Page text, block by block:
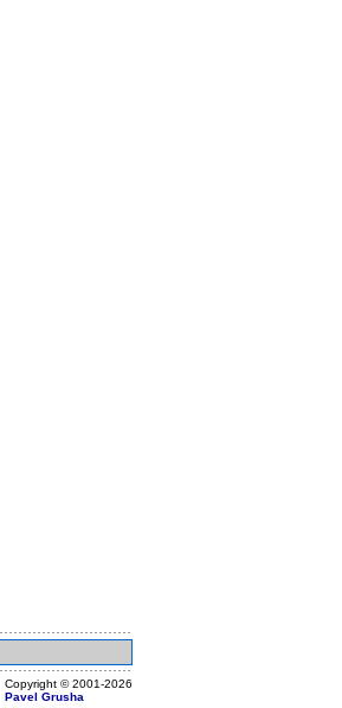
Copyright ©2001-2026
Pavel Grusha